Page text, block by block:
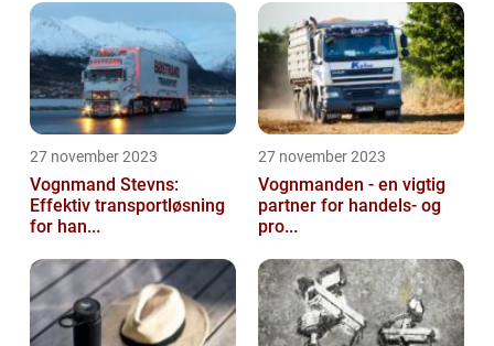
27 november 2023
Vognmand Stevns:
Effektiv transportløsning
for han...
27 november 2023
Vognmanden - en vigtig
partner for handels- og
pro...